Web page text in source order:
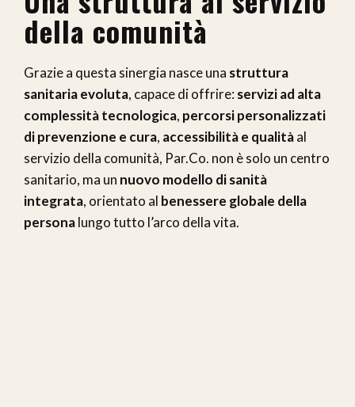
della comunità
Grazie a questa sinergia nasce una struttura
sanitaria evoluta, capace di offrire: servizi ad alta
complessità tecnologica, percorsi personalizzati
di prevenzione e cura, accessibilità e qualitàal
servizio della comunità, Par.Co. non è solo un centro
sanitario, ma un nuovo modello di sanità
integrata, orientato al benessere globale della
personalungo tutto l’arco della vita.